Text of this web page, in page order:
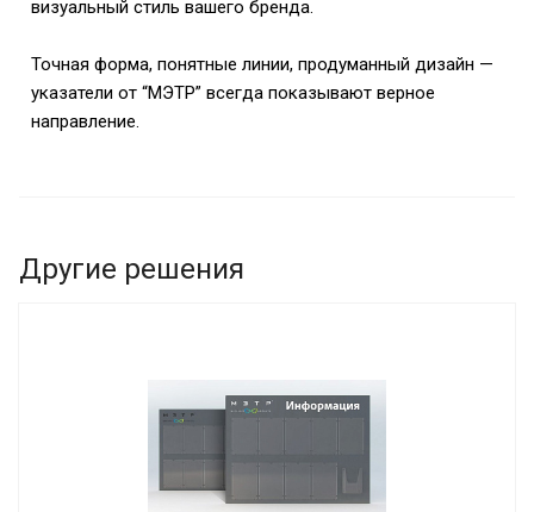
визуальный стиль вашего бренда.
Точная форма, понятные линии, продуманный дизайн —
указатели от “МЭТР” всегда показывают верное
направление.
Другие решения